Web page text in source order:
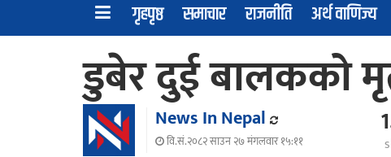
गृहपृष्ठ समाचार राजनीति अर्थ वाणिज्य
डुबेर दुई बालकको
News In Nepal
वि.सं.२०८२ साउन २७ मंगलवार १५:११